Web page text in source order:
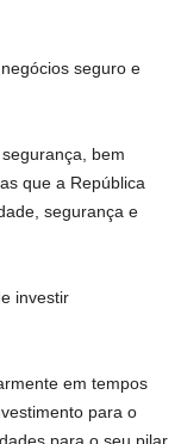
seguro e
bem
que a República
segurança e
investir
em tempos
para o